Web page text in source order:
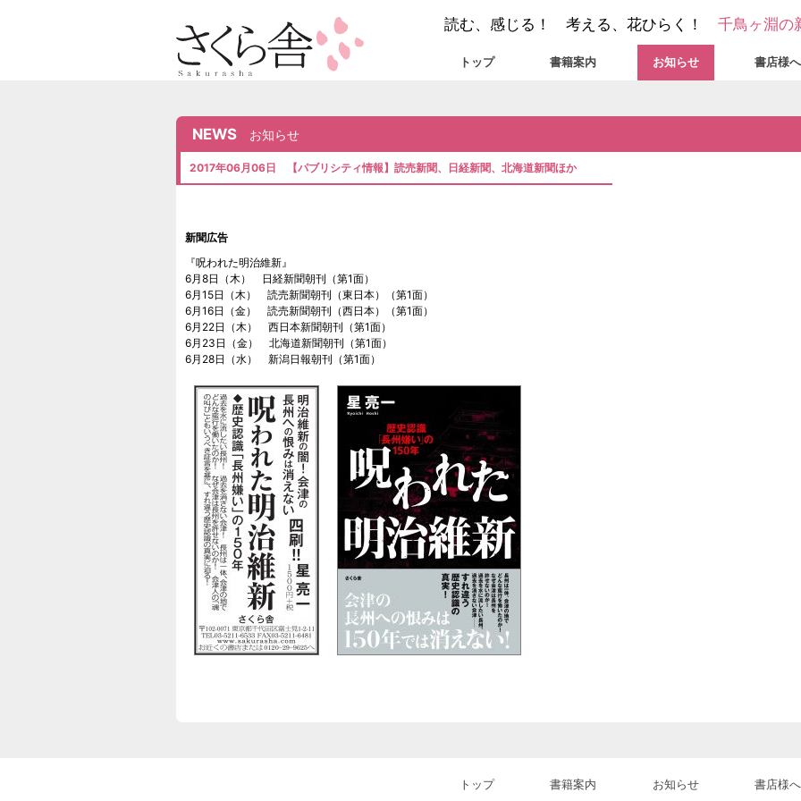
読む、感じる！ 考える、花ひらく！ 千鳥ヶ淵の
トップ 書籍案内 お知らせ 書店様へ
NEWS お知らせ
2017年06月06日 【パブリシティ情報】読売新聞、日経新聞、北海道新聞ほか
新聞広告
『呪われた明治維新』
6月8日（木） 日経新聞朝刊（第1面）
6月15日（木） 読売新聞朝刊（東日本）（第1面）
6月16日（金） 読売新聞朝刊（西日本）（第1面）
6月22日（木） 西日本新聞朝刊（第1面）
6月23日（金） 北海道新聞朝刊（第1面）
6月28日（水） 新潟日報朝刊（第1面）
トップ 書籍案内 お知らせ 書店様へ